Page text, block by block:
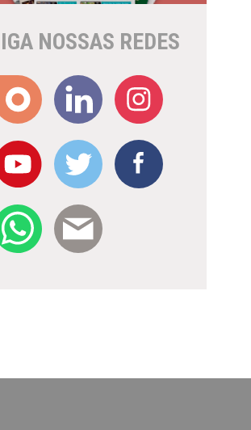
NOSSAS REDES